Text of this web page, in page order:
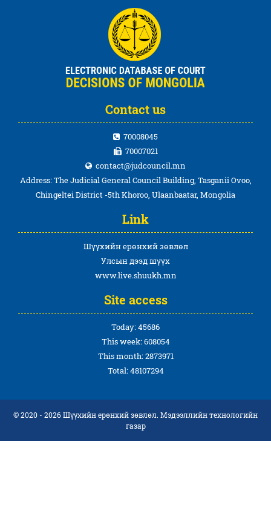
Contact us
70008045
70007021
contact@judcouncil.mn
Address: The Judicial General Council Building, Tasganii Ovoo,
Chingeltei District -5th Khoroo, Ulaanbaatar, Mongolia
Link
Шүүхийн ерөнхий зөвлөл
Улсын дээд шүүх
www.live.shuukh.mn
Site access
Today: 45686
This week: 608054
This month: 2873971
Total: 48107294
© 2020 - 2026 Шүүхийн ерөнхий зөвлөл. Мэдээллийн технологийн
газар